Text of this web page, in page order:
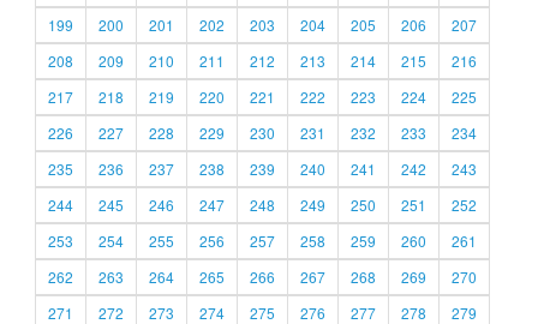
199
200 201 202 203 204 205 206
207
208
209 210 211 212 213 214 215
216
217
218 219 220 221 222 223 224
225
226
227 228 229 230 231 232 233
234
235
236 237 238 239 240 241 242
243
244
245 246 247 248 249 250 251
252
253
254 255 256 257 258 259 260
261
262
263 264 265 266 267 268 269
270
271
272 273 274 275 276 277 278
279